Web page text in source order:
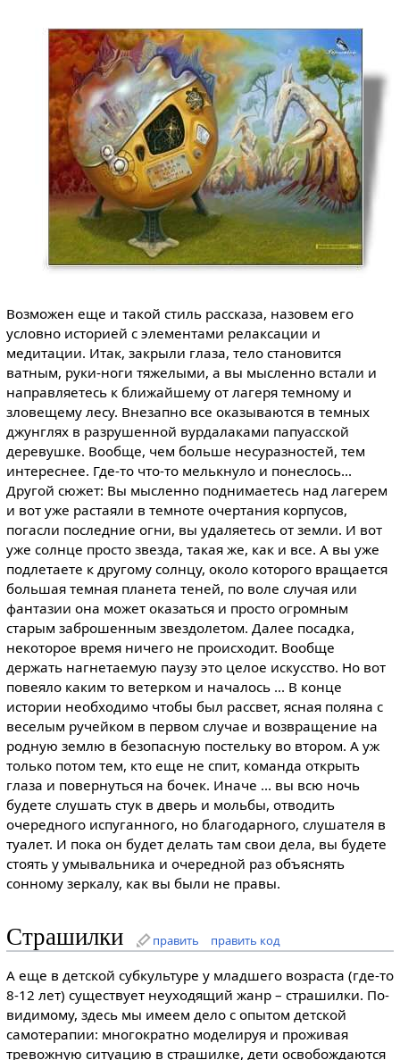
Возможен еще и такой стиль рассказа, назовем его
условно историей с элементами релаксации и
медитации. Итак, закрыли глаза, тело становится
ватным, руки-ноги тяжелыми, а вы мысленно встали и
направляетесь к ближайшему от лагеря темному и
зловещему лесу. Внезапно все оказываются в темных
джунглях в разрушенной вурдалаками папуасской
деревушке. Вообще, чем больше несуразностей, тем
интереснее. Где-то что-то мелькнуло и понеслось...
Другой сюжет: Вы мысленно поднимаетесь над лагерем
и вот уже растаяли в темноте очертания корпусов,
погасли последние огни, вы удаляетесь от земли. И вот
уже солнце просто звезда, такая же, как и все. А вы уже
подлетаете к другому солнцу, около которого вращается
большая темная планета теней, по воле случая или
фантазии она может оказаться и просто огромным
старым заброшенным звездолетом. Далее посадка,
некоторое время ничего не происходит. Вообще
держать нагнетаемую паузу это целое искусство. Но вот
повеяло каким то ветерком и началось ... В конце
истории необходимо чтобы был рассвет, ясная поляна с
веселым ручейком в первом случае и возвращение на
родную землю в безопасную постельку во втором. А уж
только потом тем, кто еще не спит, команда открыть
глаза и повернуться на бочек. Иначе ... вы всю ночь
будете слушать стук в дверь и мольбы, отводить
очередного испуганного, но благодарного, слушателя в
туалет. И пока он будет делать там свои дела, вы будете
стоять у умывальника и очередной раз объяснять
сонному зеркалу, как вы были не правы.
Страшилки править править код
А еще в детской субкультуре у младшего возраста (где-то
8-12 лет) существует неуходящий жанр – страшилки. По-
видимому, здесь мы имеем дело с опытом детской
самотерапии: многократно моделируя и проживая
тревожную ситуацию в страшилке, дети освобождаются